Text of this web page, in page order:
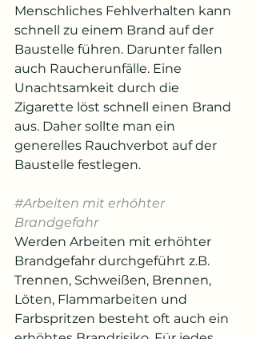
Menschliches Fehlverhalten kann
schnell zu einem Brand auf der
Baustelle führen. Darunter fallen
auch Raucherunfälle. Eine
Unachtsamkeit durch die
Zigarette löst schnell einen Brand
aus. Daher sollte man ein
generelles Rauchverbot auf der
Baustelle festlegen.
#Arbeiten mit erhöhter
Brandgefahr
Werden Arbeiten mit erhöhter
Brandgefahr durchgeführt z.B.
Trennen, Schweißen, Brennen,
Löten, Flammarbeiten und
Farbspritzen besteht oft auch ein